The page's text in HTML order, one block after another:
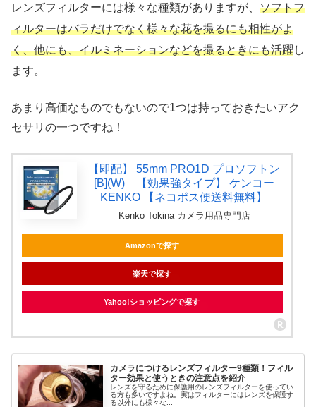
レンズフィルターには様々な種類がありますが、 ソフトフ
ィルターはバラだけでなく様々な花を撮るにも相性がよ
く、他にも、イルミネーションなどを撮るときにも活躍し
ます。
あまり高価なものでもないので1つは持っておきたいアク
セサリの一つですね！
【即配】 55mm PRO1D プロソフトン
[B](W) 【効果強タイプ】 ケンコー
KENKO 【ネコポス便送料無料】
Kenko Tokina カメラ用品専門店
Amazonで探す
楽天で探す
Yahoo!ショッピングで探す
カメラにつけるレンズフィルター9種類！フィル
ター効果と使うときの注意点を紹介
レンズを守るために保護用のレンズフィルターを使ってい
る方も多いですよね。実はフィルターにはレンズを保護す
る以外にも様々な...